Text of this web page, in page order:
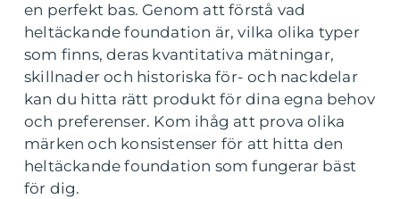
en perfekt bas. Genom att förstå vad
heltäckande foundation är, vilka olika typer
som finns, deras kvantitativa mätningar,
skillnader och historiska för- och nackdelar
kan du hitta rätt produkt för dina egna behov
och preferenser. Kom ihåg att prova olika
märken och konsistenser för att hitta den
heltäckande foundation som fungerar bäst
för dig.